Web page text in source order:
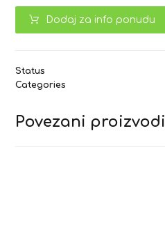
Dodaj za info ponudu
Status
Categories
Povezani proizvodi